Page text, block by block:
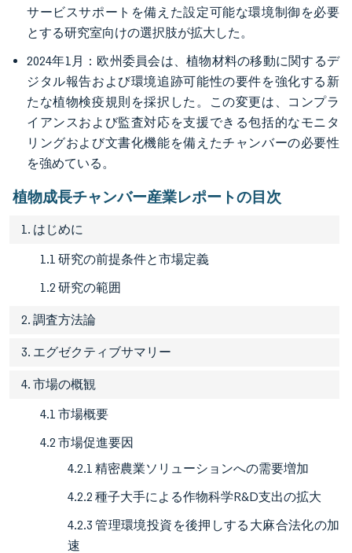
サービスサポートを備えた設定可能な環境制御を必要
とする研究室向けの選択肢が拡大した。
2024年1月：欧州委員会は、植物材料の移動に関するデ
ジタル報告および環境追跡可能性の要件を強化する新
たな植物検疫規則を採択した。この変更は、コンプラ
イアンスおよび監査対応を支援できる包括的なモニタ
リングおよび文書化機能を備えたチャンバーの必要性
を強めている。
植物成長チャンバー産業レポートの目次
1. はじめに
1.1 研究の前提条件と市場定義
1.2 研究の範囲
2. 調査方法論
3. エグゼクティブサマリー
4. 市場の概観
4.1 市場概要
4.2 市場促進要因
4.2.1 精密農業ソリューションへの需要増加
4.2.2 種子大手による作物科学R&D支出の拡大
4.2.3 管理環境投資を後押しする大麻合法化の加
速